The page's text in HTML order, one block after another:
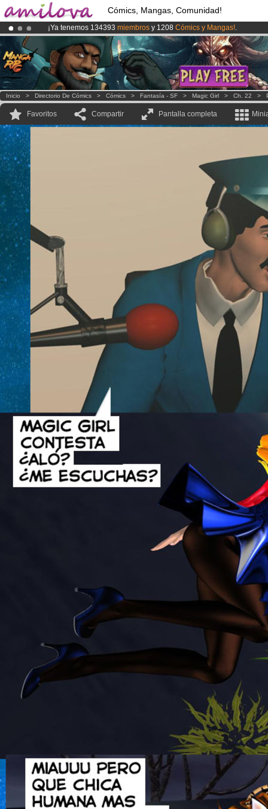
Cómics, Mangas, Comunidad!
¡Ya tenemos 134393 miembros y 1208 Cómics y Mangas!.
¡El Kickstarter Amilova está desormado lanzado!.
¡Conviertete en Premium por3.95 euros al mes!Hazte Premium ya
Inicio > Directorio De Cómics > Cómics > Fantasía - SF > Magic Girl > Ch. 22 >
Favoritos Compartir Pantalla completa